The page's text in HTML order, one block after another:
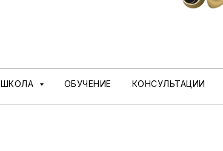
ШКОЛА ОБУЧЕНИЕ КОНСУЛЬТАЦИИ